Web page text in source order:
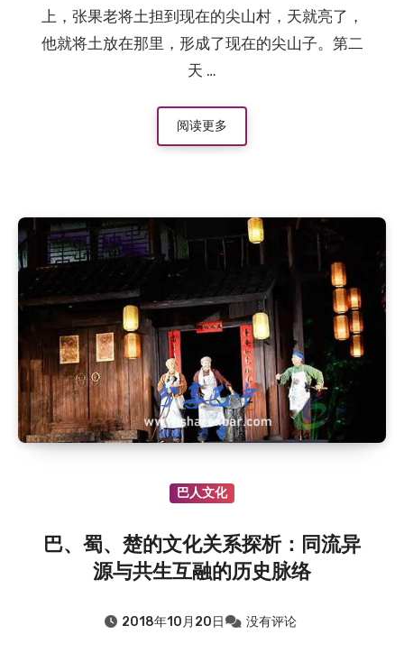
上，张果老将土担到现在的尖山村，天就亮了，
他就将土放在那里，形成了现在的尖山子。第二
天 …
阅读更多
巴人文化
巴、蜀、楚的文化关系探析：同流异
源与共生互融的历史脉络
2018年10月20日 没有评论